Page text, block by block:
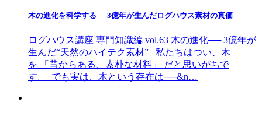
木の進化を科学する──3億年が生んだログハウス素材の真価
ログハウス講座 専門知識編 vol.63 木の進化── 3億年が
生んだ“天然のハイテク素材” 私たちはつい、木
を 「昔からある、素朴な材料」 だと思いがちで
す。 でも実は、木という存在は──&n…